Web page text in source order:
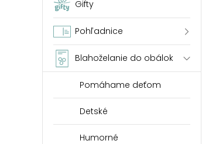
Gifty
Pohľadnice
Blahoželanie do obálok
Pomáhame deťom
Detské
Humorné